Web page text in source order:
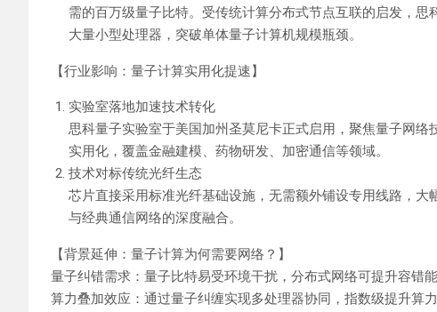
需的‌百万级量子比特‌。受传统计算分布式节点互联的启发，思
大量小型处理器，突破单体量子计算机规模瓶颈。
【行业影响：量子计算实用化提速】‌
实验室落地加速技术转化‌
思科量子实验室于美国加州圣莫尼卡正式启用，聚焦‌量子网
实用化‌，覆盖金融建模、药物研发、加密通信等领域。
技术对标传统光纤生态‌
芯片直接采用‌标准光纤基础设施‌，无需额外铺设专用线路，
与经典通信网络的深度融合。
【背景延伸：量子计算为何需要网络？】‌
量子纠错需求‌：量子比特易受环境干扰，分布式网络可提升容错能
算力叠加效应‌：通过量子纠缠实现多处理器协同，指数级提升算力